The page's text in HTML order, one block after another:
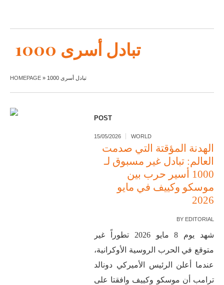
تبادل أسرى 1000
HOMEPAGE » تبادل أسرى 1000
POST
15/05/2026 WORLD
الهدنة المؤقتة التي صدمت
العالم: تبادل غير مسبوق لـ
1000 أسير حرب بين
موسكو وكييف في مايو
2026
BY EDITORIAL
شهد يوم 8 مايو 2026 تطوراً غير
متوقع في الحرب الروسية الأوكرانية،
عندما أعلن الرئيس الأميركي دونالد
ترامب أن موسكو وكييف وافقتا على